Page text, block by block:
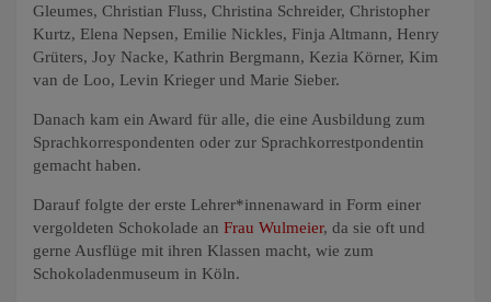
Gleumes, Christian Fluss, Christina Schreider, Christopher
Kurtz, Elena Nepsen, Emilie Nickles, Finja Altmann, Henry
Grüters, Joy Nacke, Kathrin Bergmann, Kezia Körner, Kim
van de Loo, Levin Krieger und Marie Sieber.
Danach kam ein Award für alle, die eine Ausbildung zum
Sprachkorrespondenten oder zur Sprachkorrestpondentin
gemacht haben.
Darauf folgte der erste Lehrer*innenaward in Form einer
vergoldeten Schokolade an Frau Wulmeier, da sie oft und
gerne Ausflüge mit ihren Klassen macht, wie zum
Schokoladenmuseum in Köln.